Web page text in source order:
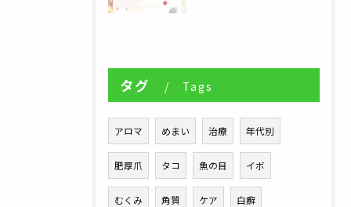
タグ Tags
アロマ めまい 治療 年代別
肥厚爪 タコ 魚の目 イボ
むくみ 角質 ケア 白癬